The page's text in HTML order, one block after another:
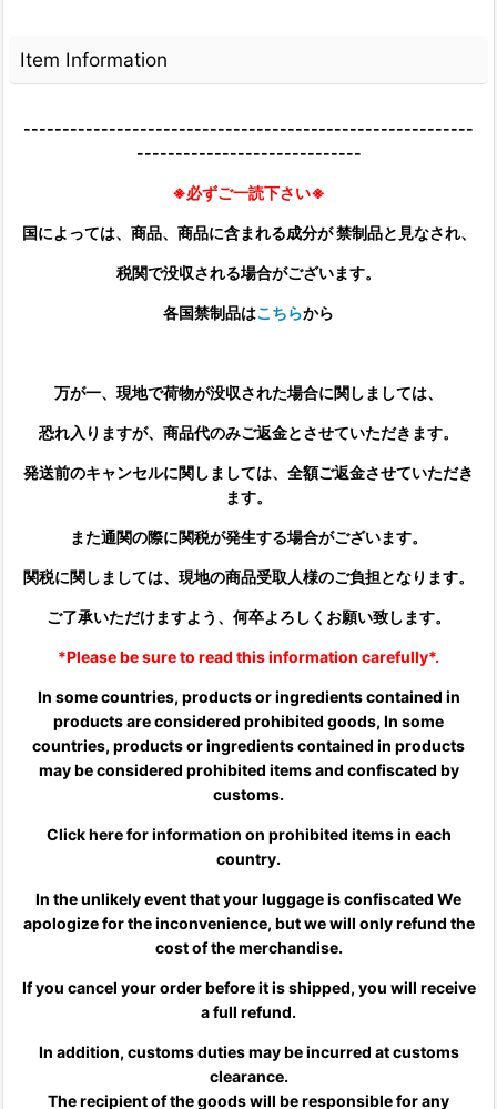
Item Information
----------------------------------------------------------
-----------------------------
※必ずご一読下さい※
国によっては、商品、商品に含まれる成分が 禁制品と見なされ、
税関で没収される場合がございます。
各国禁制品はこちらから
万が一、現地で荷物が没収された場合に関しましては、
恐れ入りますが、商品代のみご返金とさせていただきます。
発送前のキャンセルに関しましては、全額ご返金させていただき
ます。
また通関の際に関税が発生する場合がございます。
関税に関しましては、現地の商品受取人様のご負担となります。
ご了承いただけますよう、何卒よろしくお願い致します。
*Please be sure to read this information carefully*.
In some countries, products or ingredients contained in
products are considered prohibited goods, In some
countries, products or ingredients contained in products
may be considered prohibited items and confiscated by
customs.
Click here for information on prohibited items in each
country.
In the unlikely event that your luggage is confiscated We
apologize for the inconvenience, but we will only refund the
cost of the merchandise.
If you cancel your order before it is shipped, you will receive
a full refund.
In addition, customs duties may be incurred at customs
clearance.
The recipient of the goods will be responsible for any